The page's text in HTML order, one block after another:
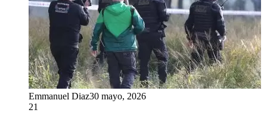
Emmanuel Diaz30 mayo, 2026
21